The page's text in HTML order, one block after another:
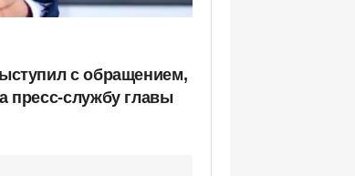
с обращением,
пресс-службу главы